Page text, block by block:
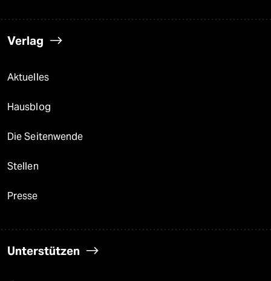
Verlag
Aktuelles
Hausblog
Die Seitenwende
Stellen
Presse
Unterstützen